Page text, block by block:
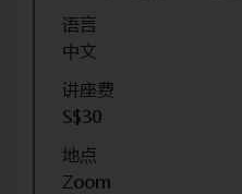
语言
中文
讲座费
S$30
地点
Zoom